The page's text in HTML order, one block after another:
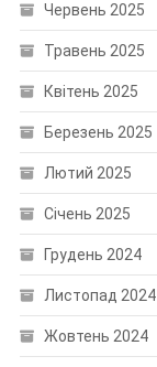
Червень 2025
Травень 2025
Квітень 2025
Березень 2025
Лютий 2025
Січень 2025
Грудень 2024
Листопад 2024
Жовтень 2024